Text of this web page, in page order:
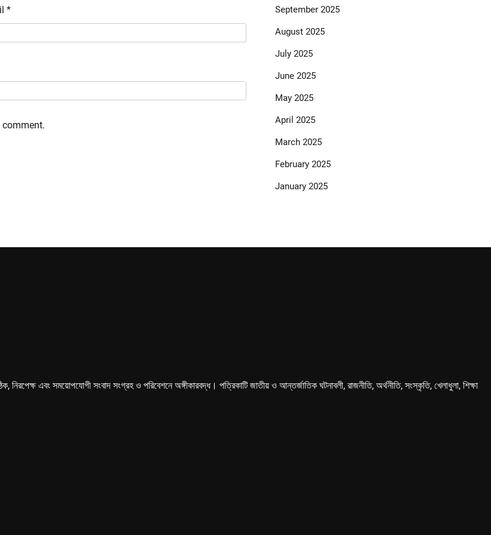
*
comment.
September 2025
August 2025
July 2025
June 2025
May 2025
April 2025
March 2025
February 2025
January 2025
নিরপেক্ষ এবং সময়োপযোগী সংবাদ সংগ্রহ ও পরিবেশনে অঙ্গীকারবদ্ধ। পত্রিকাটি জাতীয় ও আন্তর্জাতিক ঘটনাবলী, রাজনীতি, অর্থনীতি, সংস্কৃতি, খেলাধুলা, শিক্ষা